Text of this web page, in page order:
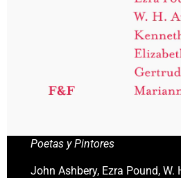
Poetas y Pintores
John Ashbery, Ezra Pound, W.